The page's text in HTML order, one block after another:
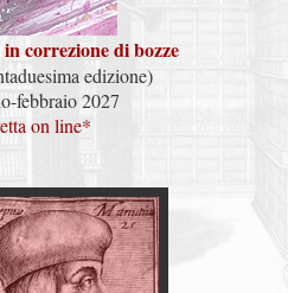
correzione di bozze
edizione)
febbraio 2027
on line*